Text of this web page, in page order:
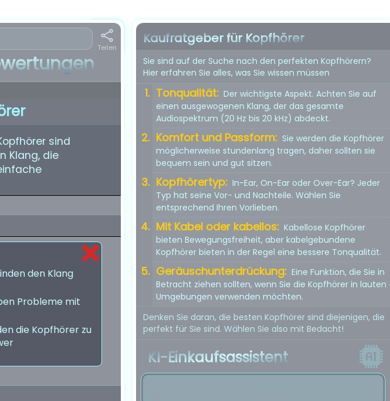
Teilen
sind
Klang, die
den Klang
Probleme mit
die Kopfhörer zu
Kaufratgeber für Kopfhörer
Sie sind auf der Suche nach den perfekten Kopfhörern?
Hier erfahren Sie alles, was Sie wissen müssen
Tonqualität: Der wichtigste Aspekt. Achten Sie auf
einen ausgewogenen Klang, der das gesamte
Audiospektrum (20 Hz bis 20 kHz) abdeckt.
Komfort und Passform: Sie werden die Kopfhörer
möglicherweise stundenlang tragen, daher sollten sie
bequem sein und gut sitzen.
Kopfhörertyp: In-Ear, On-Ear oder Over-Ear? Jeder
Typ hat seine Vor- und Nachteile. Wählen Sie
entsprechend Ihren Vorlieben.
Mit Kabel oder kabellos: Kabellose Kopfhörer
bieten Bewegungsfreiheit, aber kabelgebundene
Kopfhörer bieten in der Regel eine bessere Tonqualität.
Geräuschunterdrückung: Eine Funktion, die Sie in
Betracht ziehen sollten, wenn Sie die Kopfhörer in lauten
Umgebungen verwenden möchten.
Denken Sie daran, die besten Kopfhörer sind diejenigen, die
perfekt für Sie sind. Wählen Sie also mit Bedacht!
KI-Einkaufsassistent